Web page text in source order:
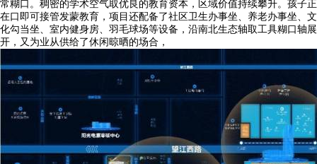
常糊口。稠密的学术空气取优良的教育资本，区域价值持续攀升。孩子正
在口即可接管发蒙教育，项目还配备了社区卫生办事坐、养老办事坐、文
化勾当坐、室内健身房、羽毛球场等设备，沿南北生态轴取工具糊口轴展
开，又为业从供给了休闲晾晒的场合，